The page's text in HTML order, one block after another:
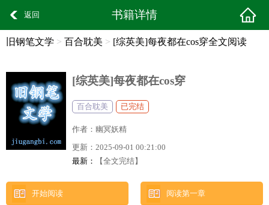
返回 书籍详情
旧钢笔文学 > 百合耽美 > [综英美]每夜都在cos穿全文阅读
[综英美]每夜都在cos穿
百合耽美 已完结
作者： 幽冥妖精
更新： 2025-09-01 00:21:00
最新：
【全文完结】
开始阅读 阅读第一章